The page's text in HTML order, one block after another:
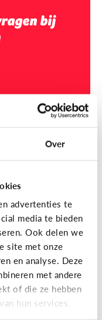
Over
advertenties te
media te bieden
Ook delen we
site met onze
en analyse. Deze
met andere
of die ze hebben
hun services.
bij
zich